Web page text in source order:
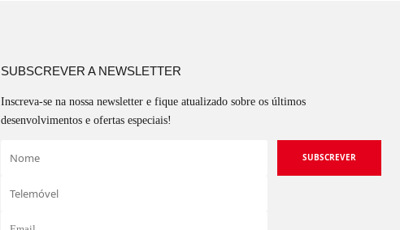
SUBSCREVER A NEWSLETTER
Inscreva-se na nossa newsletter e fique atualizado sobre os últimos
desenvolvimentos e ofertas especiais!